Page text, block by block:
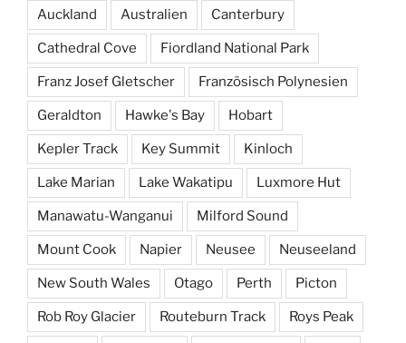
Auckland Australien Canterbury
Cathedral Cove Fiordland National Park
Franz Josef Gletscher Französisch Polynesien
Geraldton Hawke's Bay Hobart
Kepler Track Key Summit Kinloch
Lake Marian Lake Wakatipu Luxmore Hut
Manawatu-Wanganui Milford Sound
Mount Cook Napier Neusee Neuseeland
New South Wales Otago Perth Picton
Rob Roy Glacier Routeburn Track Roys Peak